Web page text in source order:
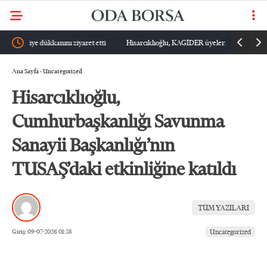
Hisarcıklıoğlu, KAGİDER üyeleriyle görüştü
Ana Sayfa› Uncategorized
Hisarcıklıoğlu,
Cumhurbaşkanlığı Savunma
Sanayii Başkanlığı’nın
TUSAŞ’daki etkinliğine katıldı
TÜM YAZILARI
Giriş: 09-07-2026 01:38 Uncategorized